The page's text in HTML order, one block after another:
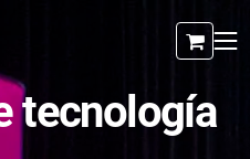
tecnología